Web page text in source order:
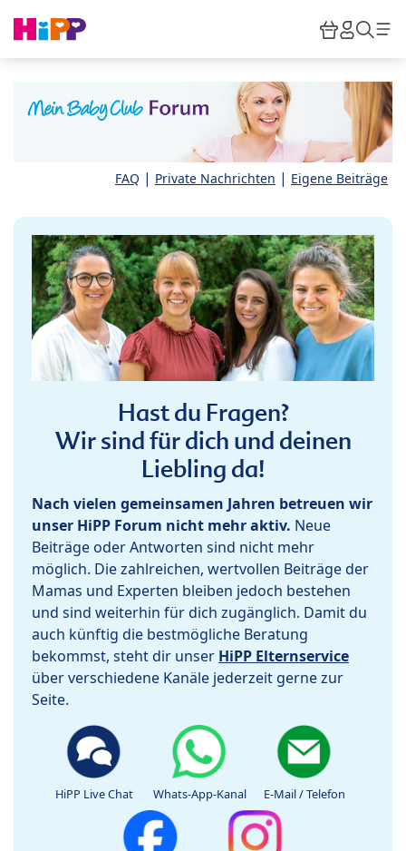
HiPP
FAQ | Private Nachrichten | Eigene Beiträge
Hast du Fragen?
Wir sind für dich und deinen
Liebling da!
Nach vielen gemeinsamen Jahren betreuen wir
unser HiPP Forum nicht mehr aktiv. Neue
Beiträge oder Antworten sind nicht mehr
möglich. Die zahlreichen, wertvollen Beiträge der
Mamas und Experten bleiben jedoch bestehen
und sind weiterhin für dich zugänglich. Damit du
auch künftig die bestmögliche Beratung
bekommst, steht dir unser HiPP Elternservice
über verschiedene Kanäle jederzeit gerne zur
Seite.
HiPP Live Chat Whats-App-Kanal E-Mail / Telefon